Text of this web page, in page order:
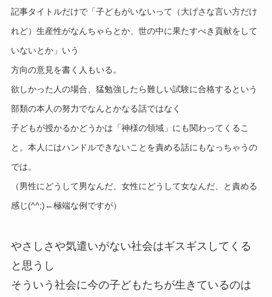
記事タイトルだけで「子どもがいないって（大げさな言い方だけ
れど）生産性がなんちゃらとか、世の中に果たすべき貢献をして
いないとか」いう
方向の意見を書く人もいる。
欲しかった人の場合、猛勉強したら難しい試験に合格するという
部類の本人の努力でなんとかなる話ではなく
子どもが授かるかどうかは「神様の領域」にも関わってくるこ
と。本人にはハンドルできないことを責める話にもなっちゃうの
では。
（男性にどうして男なんだ、女性にどうして女なんだ、と責める
感じ(^^;)←極端な例ですが）
やさしさや気遣いがない社会はギスギスしてくる
と思うし
そういう社会に今の子どもたちが生きているのは